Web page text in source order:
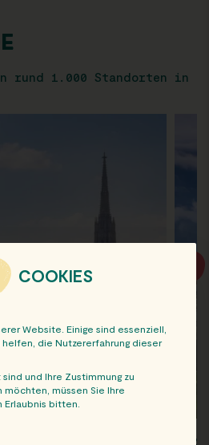
rund 1.000 Standorten in
COOKIES
Website. Einige sind essenziell,
die Nutzererfahrung dieser
und Ihre Zustimmung zu
müssen Sie Ihre
Erlaubnis bitten.
service groups for which consent